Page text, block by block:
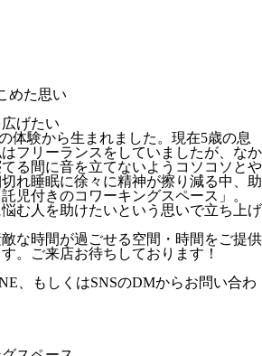
めた思い
げたい
体験から生まれました。現在5歳の息
フリーランスをしていましたが、なか
る間に音を立てないようコソコソとや
れ睡眠に徐々に精神が擦り減る中、助
児付きのコワーキングスペース」。
む人を助けたいという思いで立ち上げ
な時間が過ごせる空間・時間をご提供
。ご来店お待ちしております！
、もしくはSNSのDMからお問い合わ